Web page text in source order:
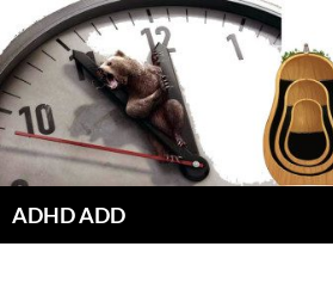
Hoppa
till
innehåll
ADHD ADD